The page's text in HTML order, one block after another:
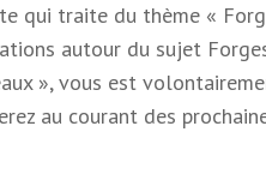
qui traite du thème «
autour du sujet
», vous est
au courant des